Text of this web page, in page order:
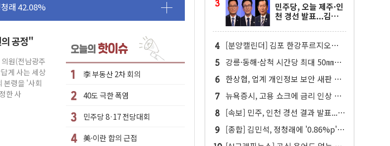
송영길 11.63%
송영길 7.47%
비 이어져
개 과제 손본다
목소리 내야"
공정"
원(전남광주
게 사는 세상
본령을 '사회
한 사
李 부동산 2차 회의
40도 극한 폭염
민주당 8·17 전당대회
美·이란 합의 근접
민주당, 오늘 제주·인
천 경선 발표...김민석
'격차 확대'
[분양캘린더] 김포 한강푸르지오리버
프론트 등 3284가구 분양
강릉·동해·삼척 시간당 최대 50㎜
폭우…강원 동해안 강한 비 이어져
한상협, 업계 개인정보 보안 새판 짠
다…'자율규제단체' 타진
뉴욕증시, 고용 쇼크에 금리 인상 우
려 후퇴…S&P500 최고치
[속보] 민주, 인천 경선 결과 발표...김
민석 45.09% 정청래 43.27% 송영
길 11.63%
[종합] 김민석, 정청래에 '0.86%p'
차 재역전 성공...金 45.42% vs 鄭